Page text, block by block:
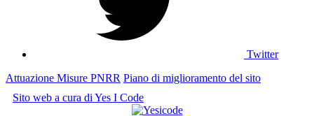
Twitter
Attuazione Misure PNRR Piano di miglioramento del sito
Sito web a cura di Yes I Code